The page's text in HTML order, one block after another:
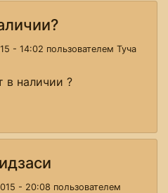
- 14:02 пользователем Туча
в наличии ?
- 20:08 пользователем